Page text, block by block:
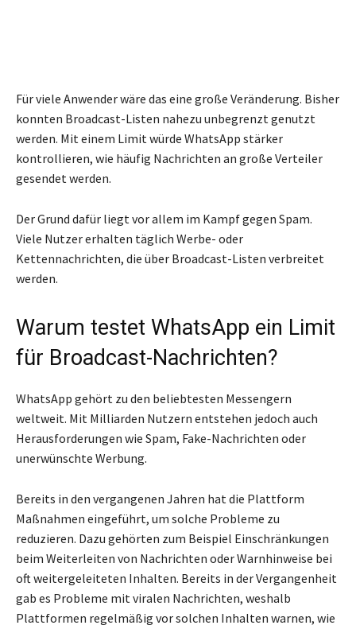
Für viele Anwender wäre das eine große Veränderung. Bisher
konnten Broadcast-Listen nahezu unbegrenzt genutzt
werden. Mit einem Limit würde WhatsApp stärker
kontrollieren, wie häufig Nachrichten an große Verteiler
gesendet werden.
Der Grund dafür liegt vor allem im Kampf gegen Spam.
Viele Nutzer erhalten täglich Werbe- oder
Kettennachrichten, die über Broadcast-Listen verbreitet
werden.
Warum testet WhatsApp ein Limit
für Broadcast-Nachrichten?
WhatsApp gehört zu den beliebtesten Messengern
weltweit. Mit Milliarden Nutzern entstehen jedoch auch
Herausforderungen wie Spam, Fake-Nachrichten oder
unerwünschte Werbung.
Bereits in den vergangenen Jahren hat die Plattform
Maßnahmen eingeführt, um solche Probleme zu
reduzieren. Dazu gehörten zum Beispiel Einschränkungen
beim Weiterleiten von Nachrichten oder Warnhinweise bei
oft weitergeleiteten Inhalten. Bereits in der Vergangenheit
gab es Probleme mit viralen Nachrichten, weshalb
Plattformen regelmäßig vor solchen Inhalten warnen, wie